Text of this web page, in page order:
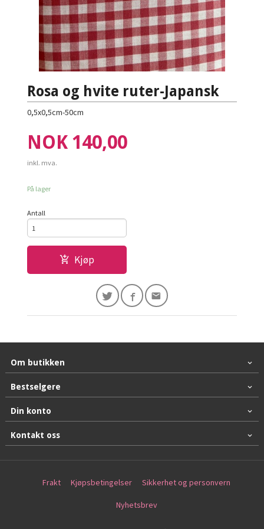
Rosa og hvite ruter-Japansk
0,5x0,5cm-50cm
Pris
NOK 140,00
inkl. mva.
På lager
Antall
Kjøp
Om butikken
Bestselgere
Din konto
Kontakt oss
Frakt Kjøpsbetingelser Sikkerhet og personvern
Nyhetsbrev